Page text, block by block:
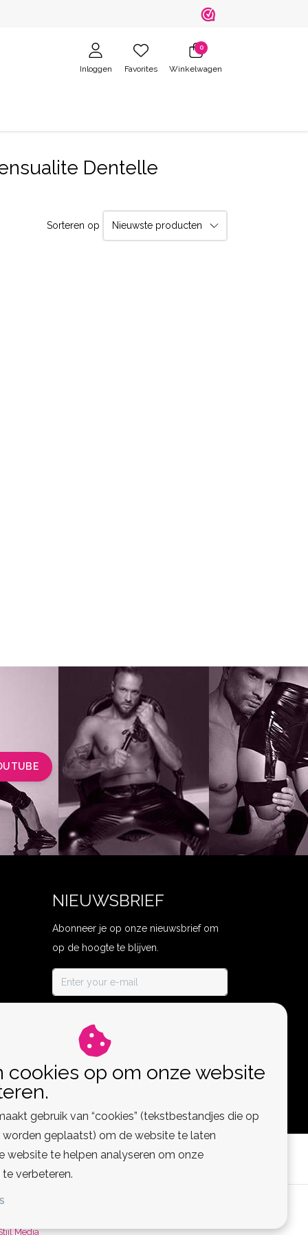
Inloggen Favorites
0
Winkelwagen
Dentelle
Sorteren op
NIEUWSBRIEF
Abonneer je op onze nieuwsbrief om
op de hoogte te blijven.
Media
cookies op om onze website
gebruik van “cookies” (tekstbestandjes die op
geplaatst) om de website te laten
website te helpen analyseren om onze
verbeteren.